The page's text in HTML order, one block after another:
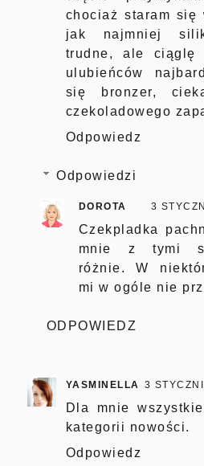
chociaż staram się
jak najmniej
trudne, ale ciąglę
ulubieńców
się bronzer,
czekoladowego
Odpowiedz
Odpowiedzi
DOROTA 3
Czekpladka
mnie z tymi
różnie. W
mi w ogóle nie
ODPOWIEDZ
YASMINELLA 3
Dla mnie
kategorii nowości.
Odpowiedz